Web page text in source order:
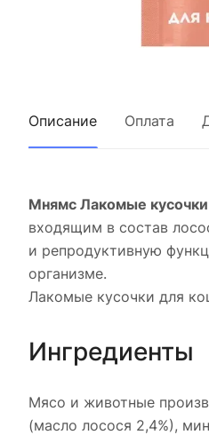
Описание Оплата
Мнямс Лакомые
входящим в состав
и репродуктивную
организме.
Лакомые кусочки для
Ингредиенты
Мясо и животные
(масло лосося 2,4%),